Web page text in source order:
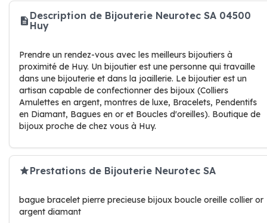
Description de Bijouterie Neurotec SA 04500
Huy
Prendre un rendez-vous avec les meilleurs bijoutiers à
proximité de Huy. Un bijoutier est une personne qui travaille
dans une bijouterie et dans la joaillerie. Le bijoutier est un
artisan capable de confectionner des bijoux (Colliers
Amulettes en argent, montres de luxe, Bracelets, Pendentifs
en Diamant, Bagues en or et Boucles d'oreilles). Boutique de
bijoux proche de chez vous à Huy.
Prestations de Bijouterie Neurotec SA
bague bracelet pierre precieuse bijoux boucle oreille collier or
argent diamant